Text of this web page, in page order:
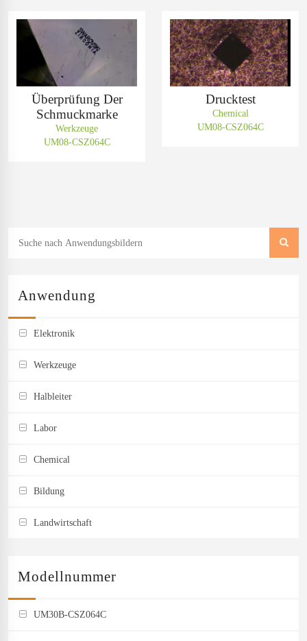
Überprüfung Der
Schmuckmarke
Werkzeuge
UM08-CSZ064C
Drucktest
Chemical
UM08-CSZ064C
Anwendung
Elektronik
Werkzeuge
Halbleiter
Labor
Chemical
Bildung
Landwirtschaft
Modellnummer
UM30B-CSZ064C